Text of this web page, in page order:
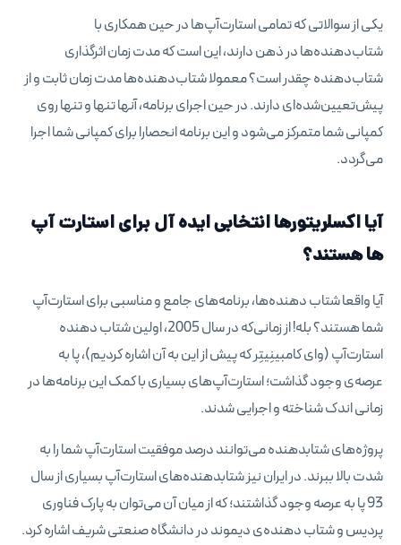
یکی از سوالاتی که تمامی استارت‌آپ‌ها در حین همکاری با
شتاب‌دهنده‌ها در ذهن دارند، این است که مدت زمان اثرگذاری
شتاب‌دهنده چقدر است؟ معمولا شتاب‌دهنده‌ها مدت زمان ثابت و از
پیش‌تعیین‌شده‌ای دارند. در حین اجرای برنامه، آنها تنها و تنها روی
کمپانی شما متمرکز می‌شود و این برنامه انحصارا برای کمپانی شما اجرا
می‌گردد.
آیا اکسلریتورها انتخابی ایده آل برای استارت آپ
ها هستند؟
آیا واقعا شتاب دهنده‌ها، برنامه‌های جامع و مناسبی برای استارت‌آپ
شما هستند؟ بله! از زمانی‌که در سال 2005، اولین شتاب‌ دهنده
استارت‌آپ (وای کامبینِیتِر که پیش از این به آن اشاره کردیم)، پا به
عرصه‌ی وجود گذاشت؛ استارت‌‌آپ‌های بسیاری با کمک این برنامه‌ها در
زمانی اندک شناخته و اجرایی شدند.
پروژه‌های شتابدهنده می‌توانند درصد موفقیت استارت‌آپ شما را به
شدت بالا ببرند. در ایران نیز شتابدهنده‌های استارت‌آپ بسیاری از سال
93 پا به عرصه‌ وجود گذاشتند؛ که از میان آن می‌توان به پارک فناوری
پردیس و شتاب دهنده‌ی دیموند در دانشگاه صنعتی شریف اشاره کرد.